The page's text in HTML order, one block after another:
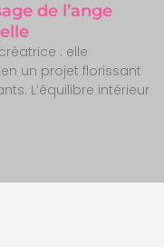
de l’ange
: elle
un projet florissant
L’équilibre intérieur